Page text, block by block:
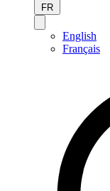
FR
English
Français